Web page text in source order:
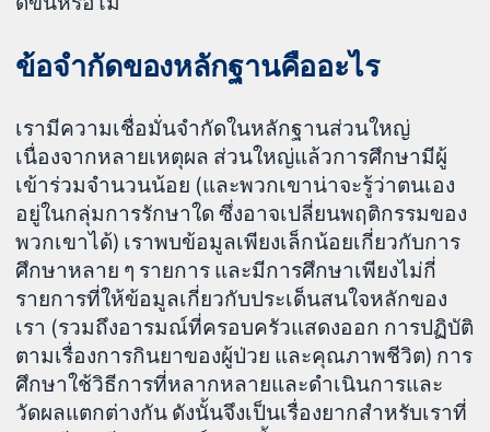
ข้อจำกัดของหลักฐานคืออะไร
เรามีความเชื่อมั่นจำกัดในหลักฐานส่วนใหญ่
เนื่องจากหลายเหตุผล ส่วนใหญ่แล้วการศึกษามีผู้
เข้าร่วมจำนวนน้อย (และพวกเขาน่าจะรู้ว่าตนเอง
อยู่ในกลุ่มการรักษาใด ซึ่งอาจเปลี่ยนพฤติกรรมของ
พวกเขาได้) เราพบข้อมูลเพียงเล็กน้อยเกี่ยวกับการ
ศึกษาหลาย ๆ รายการ และมีการศึกษาเพียงไม่กี่
รายการที่ให้ข้อมูลเกี่ยวกับประเด็นสนใจหลักของ
เรา (รวมถึงอารมณ์ที่ครอบครัวแสดงออก การปฏิบัติ
ตามเรื่องการกินยาของผู้ป่วย และคุณภาพชีวิต) การ
ศึกษาใช้วิธีการที่หลากหลายและดำเนินการและ
วัดผลแตกต่างกัน ดังนั้นจึงเป็นเรื่องยากสำหรับเราที่